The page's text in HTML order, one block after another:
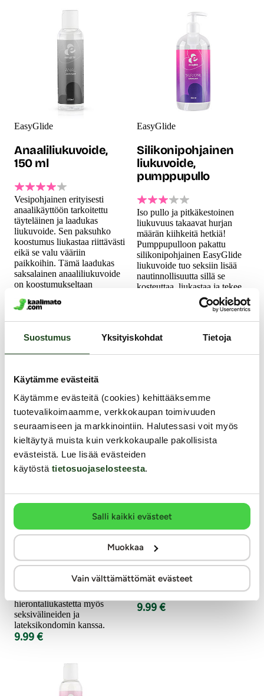
Suostumus Yksityiskohdat Tietoja
Käytämme evästeitä
Käytämme evästeitä (cookies) kehittääksemme
tuotevalikoimaamme, verkkokaupan toimivuuden
seuraamiseen ja markkinointiin. Halutessasi voit myös
kieltäytyä muista kuin verkkokaupalle pakollisista
evästeistä. Lue lisää evästeiden
käytöstä tietosuojaselosteesta.
Salli kaikki evästeet
Muokkaa
Vain välttämättömät evästeet
EasyGlide
Anaaliliukuvoide,
150 ml
Vesipohjainen erityisesti
anaalikäyttöön tarkoitettu
täyteläinen ja laadukas
liukuvoide. Sen paksuhko
koostumus liukastaa riittävästi
eikä se valu vääriin
paikkoihin. Tämä laadukas
saksalainen anaaliliukuvoide
on koostumukseltaan
7.99 €
EasyGlide
Silikonipohjainen
liukuvoide,
pumppupullo
Iso pullo ja pitkäkestoinen
liukuvuus takaavat hurjan
määrän kiihkeitä hetkiä!
Pumppupulloon pakattu
silikonipohjainen EasyGlide
liukuvoide tuo seksiin lisää
nautinnollisuutta sillä se
kosteuttaa, liukastaa ja tekee
"pinnat" ihanan pehmeiksi!
EasyGlide
Hierontaliukaste,
vesipohjainen hierontaliukaste
sopii sekä vartalon hierontaan,
tuoksuva, laadukas
hierontaliukaste kosteuttaa
intiimialueita ja koko vartaloa.
Voit käyttää
hierontaliukastetta myös
seksivälineiden ja
lateksikondomin kanssa.
9.99 €
EasyGlide
Anal Relaxing -
150 ml
Ja peppu rennoksi! Tämän
anaaliliukuvoide vähentää
tuntoaistin herkkyyttä tehden
anaaliseksistä entistäkin
miellyttävämpää, rennompaa
9.99 €